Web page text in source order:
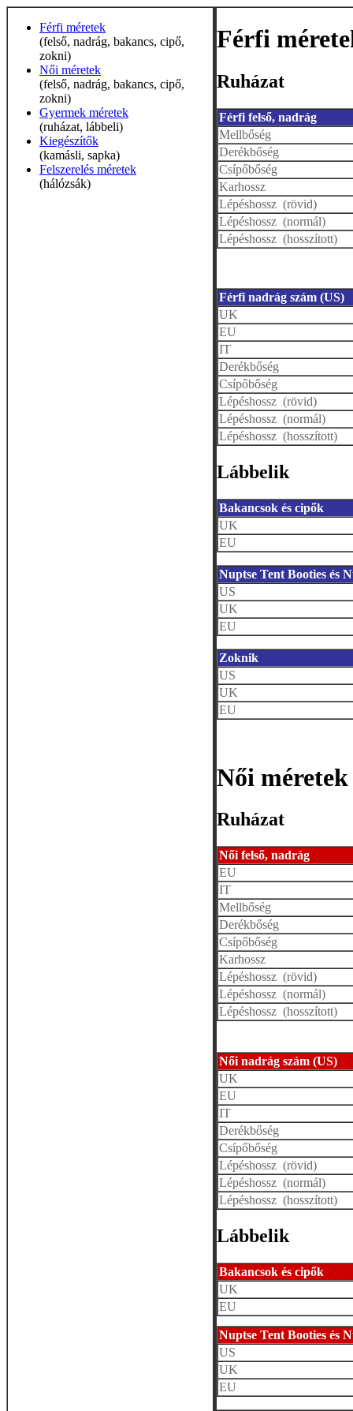
Férfi méretek
(felső, nadrág, bakancs, cipő,
zokni)
Női méretek
(felső, nadrág, bakancs, cipő,
zokni)
Gyermek méretek
(ruházat, lábbeli)
Kiegészítők
(kamásli, sapka)
Felszerelés méretek
(hálózsák)
Férfi
Ruházat
Férfi felső, nadrág
Mellbőség
Derékbőség
Csípőbőség
Karhossz
Lépéshossz (rövid)
Lépéshossz (normál)
Lépéshossz (hosszított)
Férfi nadrág szám (US)
UK
EU
IT
Derékbőség
Csípőbőség
Lépéshossz (rövid)
Lépéshossz (normál)
Lépéshossz (hosszított)
Lábbelik
Bakancsok és cipők
UK
EU
Nuptse Tent Booties és
US
UK
EU
Zoknik
US
UK
EU
Női méretek
Ruházat
Női felső, nadrág
EU
IT
Mellbőség
Derékbőség
Csípőbőség
Karhossz
Lépéshossz (rövid)
Lépéshossz (normál)
Lépéshossz (hosszított)
Női nadrág szám (US)
UK
EU
IT
Derékbőség
Csípőbőség
Lépéshossz (rövid)
Lépéshossz (normál)
Lépéshossz (hosszított)
Lábbelik
Bakancsok és cipők
UK
EU
Nuptse Tent Booties és
US
UK
EU